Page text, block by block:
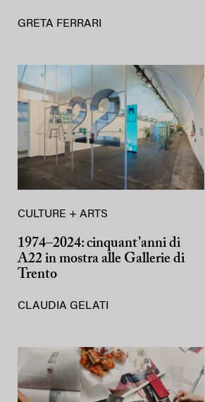
GRETA FERRARI
CULTURE + ARTS
1974–2024: cinquant’anni di
A22 in mostra alle Gallerie di
Trento
CLAUDIA GELATI